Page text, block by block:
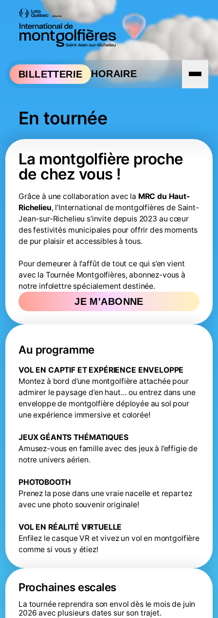
Aller à la navigation
Aller au contenu
BILLETTERIE HORAIRE
En tournée
La montgolfière proche
de chez vous !
Grâce à une collaboration avec la MRC du Haut-
Richelieu, l’International de montgolfières de Saint-
Jean-sur-Richelieu s’invite depuis 2023 au cœur
des festivités municipales pour offrir des moments
de pur plaisir et accessibles à tous.
Pour demeurer à l'affût de tout ce qui s’en vient
avec la Tournée Montgolfières, abonnez-vous à
notre infolettre spécialement destinée.
JE M'ABONNE
Au programme
VOL EN CAPTIF ET EXPÉRIENCE ENVELOPPE
Montez à bord d’une montgolfière attachée pour
admirer le paysage d’en haut… ou entrez dans une
enveloppe de montgolfière déployée au sol pour
une expérience immersive et colorée!
JEUX GÉANTS THÉMATIQUES
Amusez-vous en famille avec des jeux à l’effigie de
notre univers aérien.
PHOTOBOOTH
Prenez la pose dans une vraie nacelle et repartez
avec une photo souvenir originale!
VOL EN RÉALITÉ VIRTUELLE
Enfilez le casque VR et vivez un vol en montgolfière
comme si vous y étiez!
Prochaines escales
La tournée reprendra son envol dès le mois de juin
2026 avec plusieurs dates sur son trajet.